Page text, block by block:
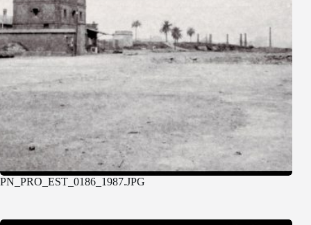
PN_PRO_EST_0186_1987.JPG